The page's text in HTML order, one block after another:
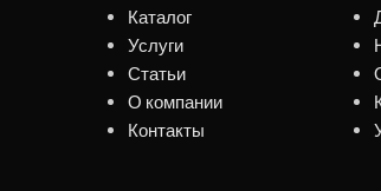
Каталог
Услуги
Статьи
О компании
Контакты